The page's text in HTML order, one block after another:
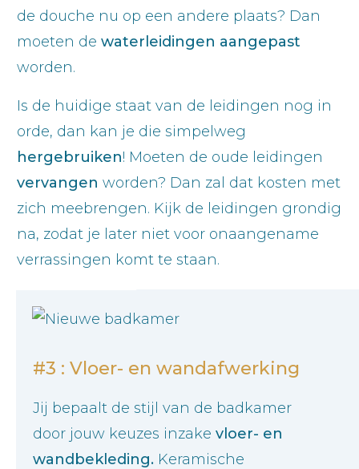
de douche nu op een andere plaats? Dan
moeten de waterleidingen aangepast
worden.
Is de huidige staat van de leidingen nog in
orde, dan kan je die simpelweg
hergebruiken! Moeten de oude leidingen
vervangen worden? Dan zal dat kosten met
zich meebrengen. Kijk de leidingen grondig
na, zodat je later niet voor onaangename
verrassingen komt te staan.
#3 : Vloer- en wandafwerking
Jij bepaalt de stijl van de badkamer
door jouw keuzes inzake vloer- en
wandbekleding. Keramische